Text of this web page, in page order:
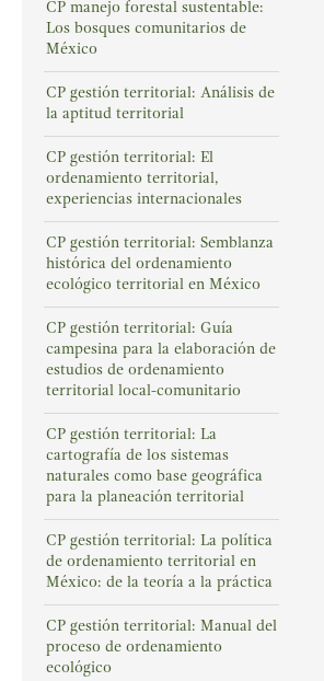
CP manejo forestal sustentable:
Los bosques comunitarios de
México
CP gestión territorial: Análisis de
la aptitud territorial
CP gestión territorial: El
ordenamiento territorial,
experiencias internacionales
CP gestión territorial: Semblanza
histórica del ordenamiento
ecológico territorial en México
CP gestión territorial: Guía
campesina para la elaboración de
estudios de ordenamiento
territorial local-comunitario
CP gestión territorial: La
cartografía de los sistemas
naturales como base geográfica
para la planeación territorial
CP gestión territorial: La política
de ordenamiento territorial en
México: de la teoría a la práctica
CP gestión territorial: Manual del
proceso de ordenamiento
ecológico